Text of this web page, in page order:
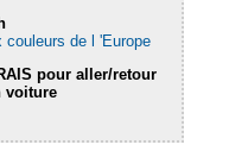
couleurs de l 'Europe
pour aller/retour
voiture